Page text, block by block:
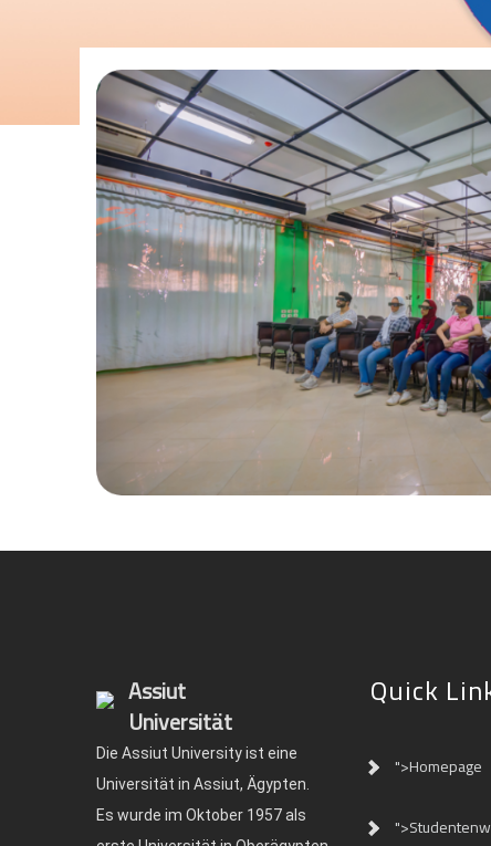
Assiut
Universität
Die Assiut University ist eine
Universität in Assiut, Ägypten.
Es wurde im Oktober 1957 als
Quick
">Homepage